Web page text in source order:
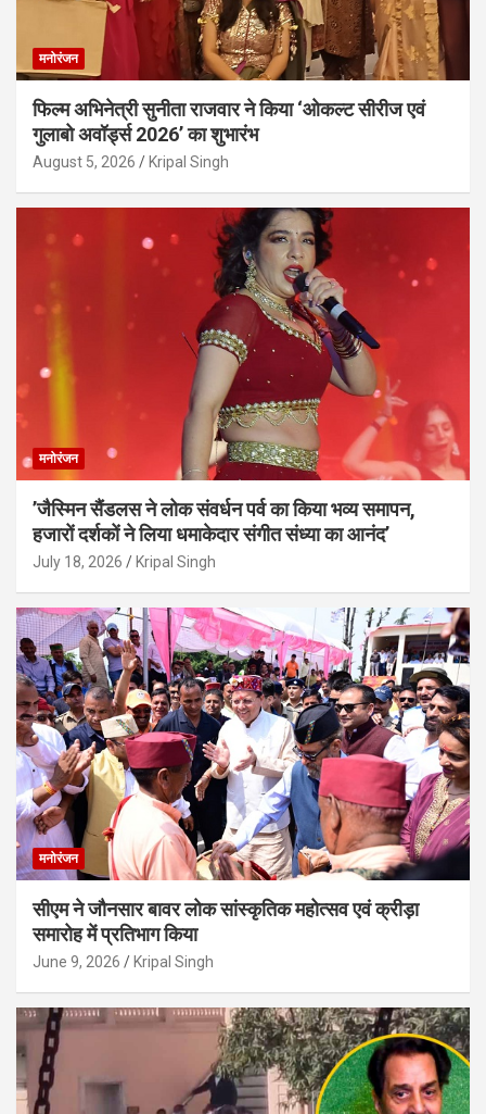
मनोरंजन
फिल्म अभिनेत्री सुनीता राजवार ने किया ‘ओकल्ट सीरीज एवं
गुलाबो अवॉर्ड्स 2026’ का शुभारंभ
August 5, 2026 Kripal Singh
मनोरंजन
’जैस्मिन सैंडलस ने लोक संवर्धन पर्व का किया भव्य समापन,
हजारों दर्शकों ने लिया धमाकेदार संगीत संध्या का आनंद’
July 18, 2026 Kripal Singh
मनोरंजन
सीएम ने जौनसार बावर लोक सांस्कृतिक महोत्सव एवं क्रीड़ा
समारोह में प्रतिभाग किया
June 9, 2026 Kripal Singh